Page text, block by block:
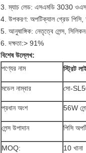
3. ম্যাচ লেড: এসএমডি 3030
4. উপকরণ: অপটিক্যাল গ্রেড পিসি,
5. আনুষাঙ্গিক: নেতৃত্বে লেন্স,
6.দক্ষতা:> 91%
বিশেষ উল্লেখ:
পণ্যের নাম
স্ট্রিট
মডেল নাম্বার সো-
প্রধান অংশ 56W
লেন্স উপাদান পিসি
MOQ: 10 খানা